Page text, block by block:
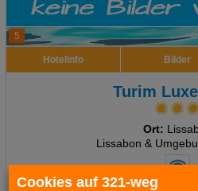
Cookies auf 321-weg
5
Hotelinfo Bilder
Turim
Ort:
Lissabon &